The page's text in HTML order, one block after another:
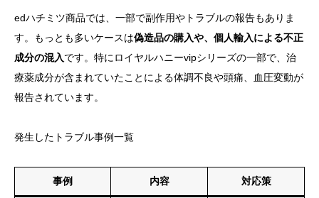
edハチミツ商品では、一部で副作用やトラブルの報告もありま
す。もっとも多いケースは偽造品の購入や、個人輸入による不正
成分の混入です。特にロイヤルハニーvipシリーズの一部で、治
療薬成分が含まれていたことによる体調不良や頭痛、血圧変動が
報告されています。
発生したトラブル事例一覧
事例 内容 対応策